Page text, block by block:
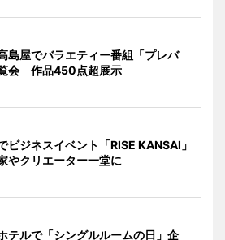
島屋でバラエティー番組「プレバ
会 作品450点超展示
ビジネスイベント「RISE KANSAI」
やクリエーター一堂に
テルで「シングルルームの日」企